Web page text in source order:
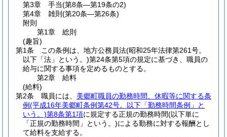
第3章
手当(第8条―第19条の2)
第4章
雑則 (第20条―第26条)
附則
第1章
総則
(趣旨)
第1条
この条例は、地方公務員法(昭和25年法律第261号。
以下「法」という。)第24条第5項の規定に基づき、職員の
給与に関する事項を定めるものとする。
第2章
給料
(給料)
第2条
職員には、 美郷町職員の勤務時間、休暇等に関する条
例(平成16年美郷町条例第42号。以下「勤務時間条例」と
いう。)第8条第1項に規定する正規の勤務時間(以下単に
「正規の勤務時間」という。)による勤務に対する報酬とし
て給料を支給する。